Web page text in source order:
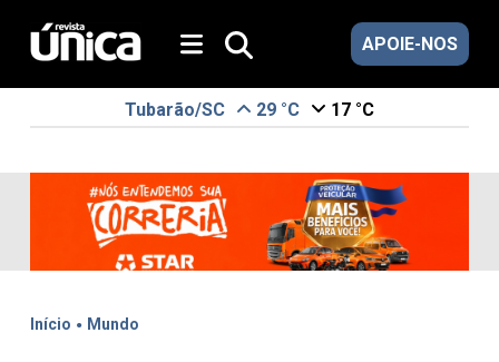
APOIE-NOS
Tubarão/SC 29 °C 17 °C
Início . Mundo